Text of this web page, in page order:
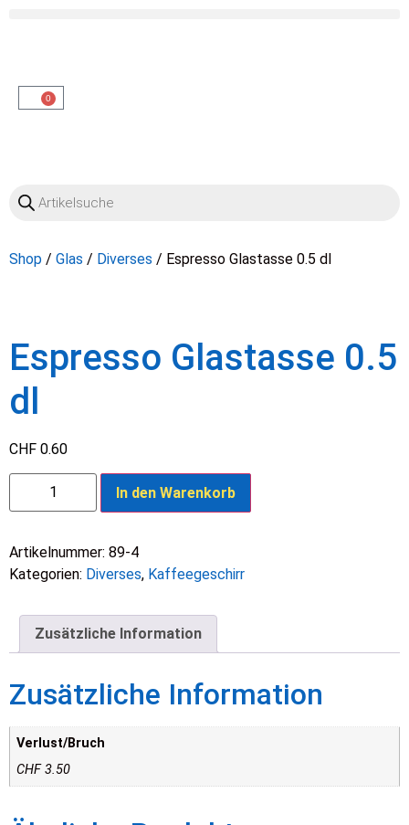
0
OO
Shop / Glas / Diverses / Espresso Glastasse 0.5 dl
Espresso Glastasse 0.5
dl
CHF 0.60
In den Warenkorb
Artikelnummer: 89-4
Kategorien: Diverses, Kaffee­­geschirr
Zusätzliche Information
Zusätzliche Information
Verlust/Bruch
CHF 3.50